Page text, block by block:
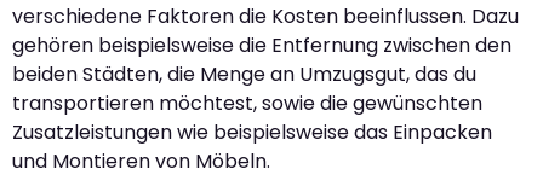
verschiedene Faktoren die Kosten beeinflussen. Dazu
gehören beispielsweise die Entfernung zwischen den
beiden Städten, die Menge an Umzugsgut, das du
transportieren möchtest, sowie die gewünschten
Zusatzleistungen wie beispielsweise das Einpacken
und Montieren von Möbeln.